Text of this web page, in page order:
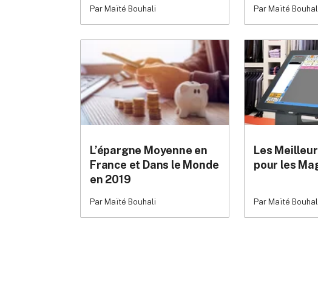
Par Maïté Bouhali Par Maïté
L’épargne Moyenne en
France et Dans le Monde
en 2019
Par Maïté Bouhali
Les
pour les
Par Maïté